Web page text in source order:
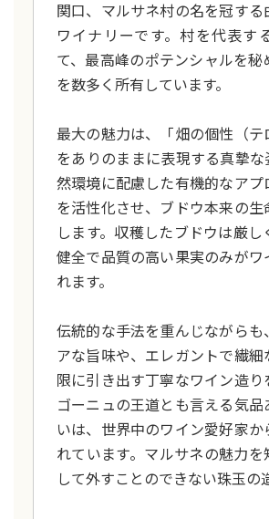
関口、マルサネ村の名を冠する
ワイナリーです。村を代表す
て、最高峰のポテンシャルを秘
を数多く所有しています。
最大の魅力は、「畑の個性（テ
をありのままに表現する真摯な
然環境に配慮した有機的なアプ
を活性化させ、ブドウ本来の生
します。収穫したブドウは厳し
健全で品質の高い果実のみがワ
れます。
伝統的な手法を重んじながらも
アな旨味や、エレガントで繊細
限に引き出す丁寧なワイン造り
ゴーニュの王道とも言える気品
いは、世界中のワイン愛好家か
れています。マルサネの魅力を
して外すことのできない珠玉の